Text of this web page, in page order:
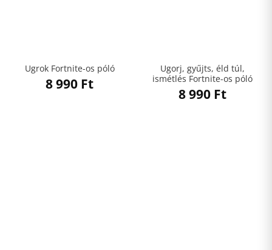
Ugrok Fortnite-os póló
8 990 Ft
Ugorj, gyűjts, éld túl,
ismétlés Fortnite-os póló
8 990 Ft